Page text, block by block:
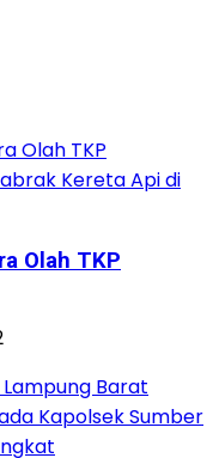
Olah TKP